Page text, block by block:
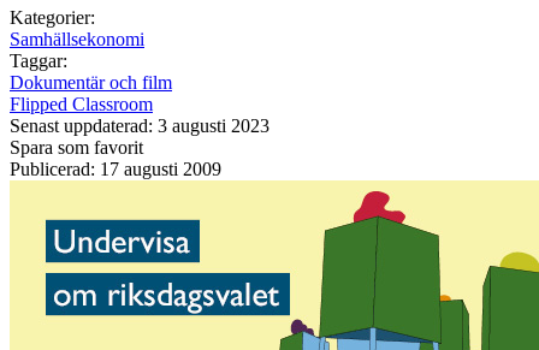
Kategorier:
Samhällsekonomi
Taggar:
Dokumentär och film
Flipped Classroom
Senast uppdaterad: 3 augusti 2023
Spara som favorit
Publicerad: 17 augusti 2009